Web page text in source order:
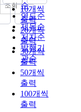
순
연도순
제목순
저자순
발행기
관순
10개씩
출력
20개씩
출력
30개씩
출력
50개씩
출력
100개씩
출력
조회